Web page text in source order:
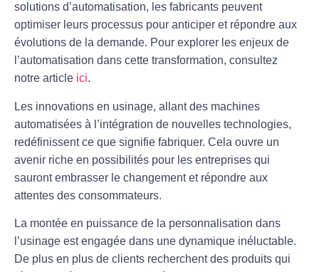
solutions d’automatisation, les fabricants peuvent
optimiser leurs processus pour anticiper et répondre aux
évolutions de la demande. Pour explorer les enjeux de
l’automatisation dans cette transformation, consultez
notre article ici.
Les innovations en usinage, allant des machines
automatisées à l’intégration de nouvelles technologies,
redéfinissent ce que signifie fabriquer. Cela ouvre un
avenir riche en possibilités pour les entreprises qui
sauront embrasser le changement et répondre aux
attentes des consommateurs.
La montée en puissance de la personnalisation dans
l’usinage est engagée dans une dynamique inéluctable.
De plus en plus de clients recherchent des produits qui